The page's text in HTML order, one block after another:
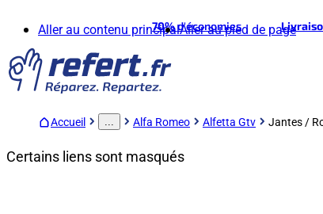
Aller au contenu principalAller au pied de page
70%d'économies
Accueil ... Alfa Romeo Alfetta Gtv Jantes /
Certains liens sont masqués